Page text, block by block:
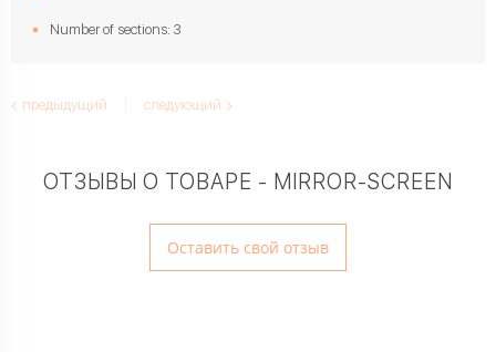
Number of sections: 3
предыдущий следующий
ОТЗЫВЫ О ТОВАРЕ - MIRROR-SCREEN
Оставить свой отзыв